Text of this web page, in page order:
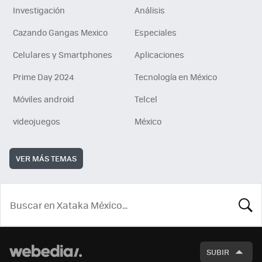
Investigación
Análisis
Cazando Gangas Mexico
Especiales
Celulares y Smartphones
Aplicaciones
Prime Day 2024
Tecnología en México
Móviles android
Telcel
videojuegos
México
VER MÁS TEMAS
SUBIR